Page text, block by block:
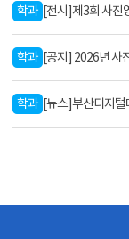
학과 [전시]제3회 사진
학과 [공지] 2026년 사
학과